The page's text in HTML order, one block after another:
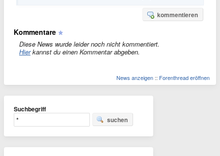
kommentieren
Kommentare
Diese News wurde leider noch nicht kommentiert.
Hierkannst du einen Kommentar abgeben.
News anzeigen :: Forenthread eröffnen
Suchbegriff
suchen